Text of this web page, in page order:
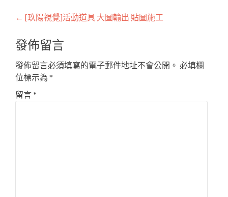
Post
navigation
← [玖陽視覺]活動道具 大圖輸出 貼圖施工
發佈留言
發佈留言必須填寫的電子郵件地址不會公開。 必填欄
位標示為 *
留言*